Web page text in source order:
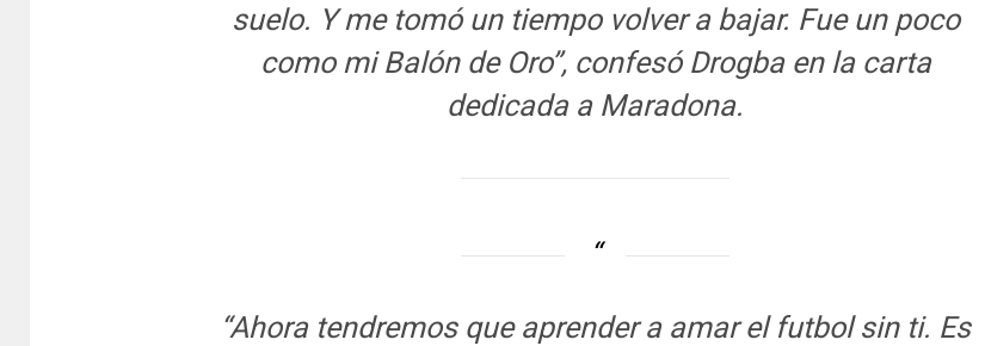
suelo. Y me tomó un tiempo volver a bajar. Fue un poco
como mi Balón de Oro”, confesó Drogba en la carta
dedicada a Maradona.
“Ahora tendremos que aprender a amar el futbol sin ti. Es